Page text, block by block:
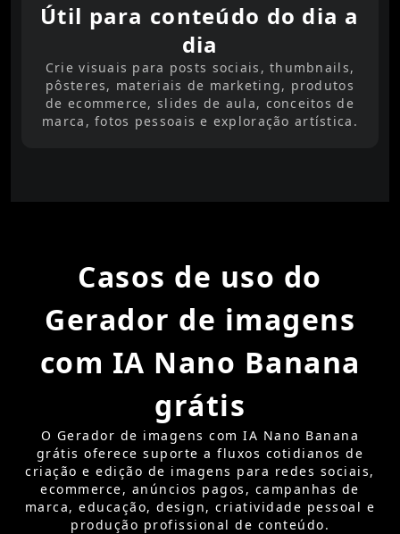
Útil para conteúdo do dia a
dia
Crie visuais para posts sociais, thumbnails,
pôsteres, materiais de marketing, produtos
de ecommerce, slides de aula, conceitos de
marca, fotos pessoais e exploração artística.
Casos de uso do
Gerador de imagens
com IA Nano Banana
grátis
O Gerador de imagens com IA Nano Banana
grátis oferece suporte a fluxos cotidianos de
criação e edição de imagens para redes sociais,
ecommerce, anúncios pagos, campanhas de
marca, educação, design, criatividade pessoal e
produção profissional de conteúdo.